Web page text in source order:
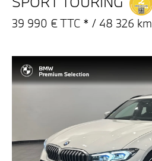
39 990 € TTC * / 48 326 km